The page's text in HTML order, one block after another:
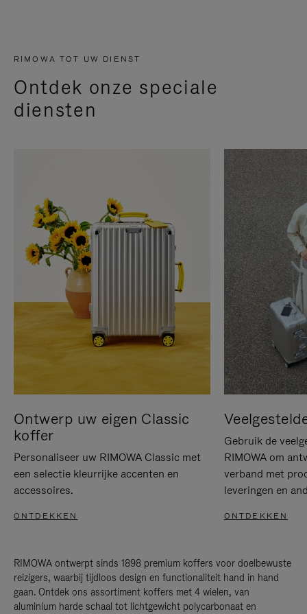
RIMOWA TOT UW DIENST
Ontdek onze speciale
diensten
Ontwerp uw eigen Classic
koffer
Personaliseer uw RIMOWA Classic met
een selectie kleurrijke accenten en
accessoires.
ONTDEKKEN
Gebruik de
RIMOWA om
verband met
leveringen en
ONTDEKKEN
RIMOWA ontwerpt sinds 1898 premium koffers voor doelbewuste
reizigers, waarbij tijdloos design en functionaliteit hand in hand
gaan. Ontdek ons assortiment koffers met 4 wielen, van
aluminium harde schaal tot lichtgewicht polycarbonaat en